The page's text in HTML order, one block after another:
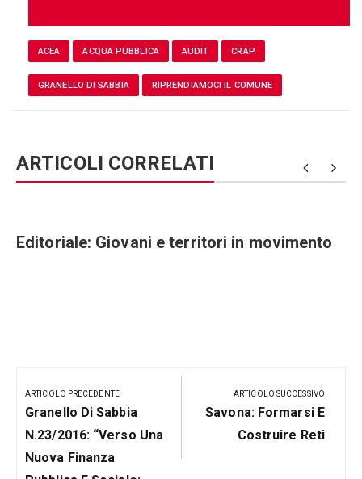
ACEA ACQUA PUBBLICA AUDIT CRAP
GRANELLO DI SABBIA RIPRENDIAMOCI IL COMUNE
ARTICOLI CORRELATI
Editoriale: Giovani e territori in movimento
articoli
ARTICOLO PRECEDENTE
Articolo
Precedente:
Granello Di Sabbia
N.23/2016: “Verso Una
Nuova Finanza
ARTICOLO SUCCESSIVO
Prossimo
Savona: Formarsi E
Costruire Reti